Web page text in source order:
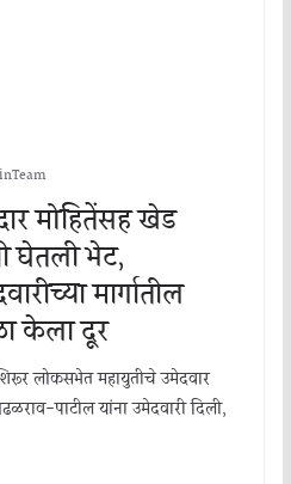
मोहितेंसह खेड
घेतली भेट,
मार्गातील
केला दूर
लोकसभेत महायुतीचे उमेदवार
पाटील यांना उमेदवारी दिली,